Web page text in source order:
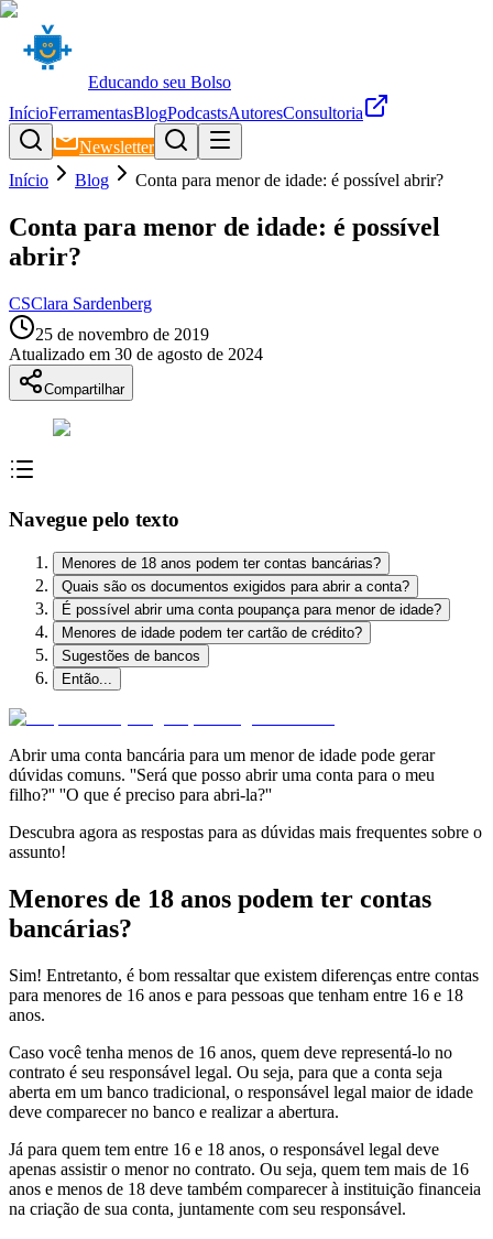
Educando seu Bolso
InícioFerramentasBlogPodcastsAutoresConsultoria
Newsletter
Início
Blog Conta para menor de idade: é possível abrir?
Conta para menor de idade: é possível
abrir?
CSClara Sardenberg
25 de novembro de 2019
Atualizado em 30 de agosto de 2024
Compartilhar
Navegue pelo texto
Menores de 18 anos podem ter contas bancárias?
Quais são os documentos exigidos para abrir a conta?
É possível abrir uma conta poupança para menor de idade?
Menores de idade podem ter cartão de crédito?
Sugestões de bancos
Então...
Abrir uma conta bancária para um menor de idade pode gerar
dúvidas comuns. ''Será que posso abrir uma conta para o meu
filho?'' ''O que é preciso para abri-la?''
Descubra agora as respostas para as dúvidas mais frequentes sobre o
assunto!
Menores de 18 anos podem ter contas
bancárias?
Sim! Entretanto, é bom ressaltar que existem diferenças entre contas
para menores de 16 anos e para pessoas que tenham entre 16 e 18
anos.
Caso você tenha menos de 16 anos, quem deve representá-lo no
contrato é seu responsável legal. Ou seja, para que a conta seja
aberta em um banco tradicional, o responsável legal maior de idade
deve comparecer no banco e realizar a abertura.
Já para quem tem entre 16 e 18 anos, o responsável legal deve
apenas assistir o menor no contrato. Ou seja, quem tem mais de 16
anos e menos de 18 deve também comparecer à instituição financeia
na criação de sua conta, juntamente com seu responsável.